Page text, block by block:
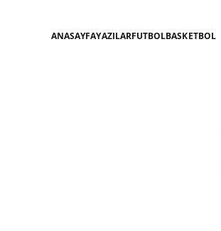
ANASAYFAYAZILARFUTBOLBASKETBOL